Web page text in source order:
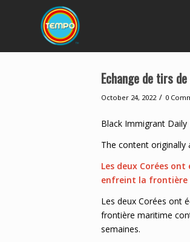
Echange de tirs
October 24, 2022 / 0
Black Immigrant Daily
The content originally
Les deux Corées
enfreint la frontière
Les deux Corées ont
frontière maritime
semaines.